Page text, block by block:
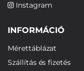
Instagram
INFORMÁCIÓ
Mérettáblázat
Szállítás és fizetés